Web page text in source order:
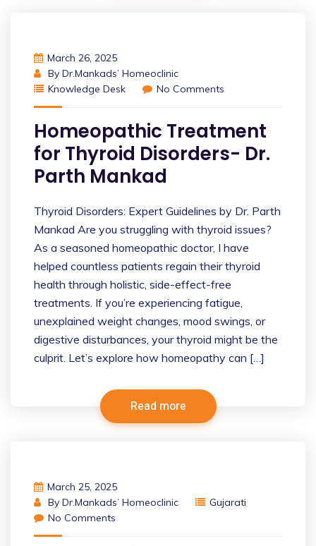
March 26, 2025
By Dr.Mankads’ Homeoclinic
Knowledge Desk
No Comments
Homeopathic Treatment
for Thyroid Disorders- Dr.
Parth Mankad
Thyroid Disorders: Expert Guidelines by Dr. Parth
Mankad Are you struggling with thyroid issues?
As a seasoned homeopathic doctor, I have
helped countless patients regain their thyroid
health through holistic, side-effect-free
treatments. If you’re experiencing fatigue,
unexplained weight changes, mood swings, or
digestive disturbances, your thyroid might be the
culprit. Let’s explore how homeopathy can […]
Read more
March 25, 2025
By Dr.Mankads’ Homeoclinic
Gujarati
No Comments